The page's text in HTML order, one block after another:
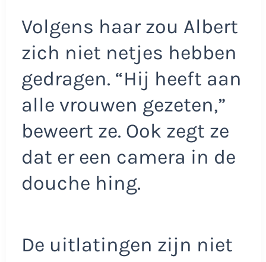
Volgens haar zou Albert
zich niet netjes hebben
gedragen. “Hij heeft aan
alle vrouwen gezeten,”
beweert ze. Ook zegt ze
dat er een camera in de
douche hing.
De uitlatingen zijn niet